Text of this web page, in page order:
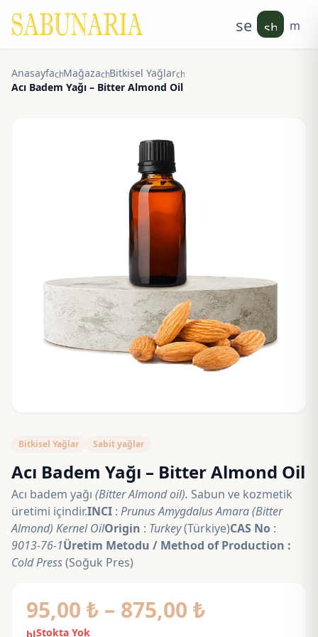
search
Anasayfachevron_right
Mağazachevron_right
Bitkisel Yağlarchevron_right
Acı Badem Yağı – Bitter Almond Oil
Bitkisel Yağlar Sabit yağlar
Acı Badem Yağı – Bitter Almond Oil
Acı badem yağı (Bitter Almond oil). Sabun ve kozmetik
üretimi içindir.INCI : Prunus Amygdalus Amara (Bitter
Almond) Kernel OilOrigin : Turkey(Türkiye)CAS No :
9013-76-1Üretim Metodu / Method of Production :
Cold Press(Soğuk Pres)
95,00 ₺ – 875,00 ₺Fiyat
Stokta Yok